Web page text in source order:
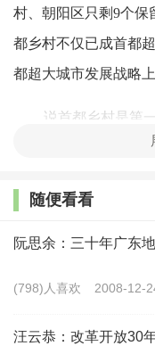
村、朝阳区只剩9个保
都乡村不仅已成首都
都超大城市发展战略
说首都乡村是第
在城市开发边界持续
乡村所提供的生产、
自身无法自我生产且
救城市的最佳良方。
元价值供给，与超大
随便看看
阮思余：三十年广东
(798)人喜欢 2008-12-
汪云恭：改革开放30